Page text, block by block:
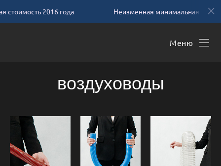
2016 года Неизменная минимальная
Меню
воздуховоды